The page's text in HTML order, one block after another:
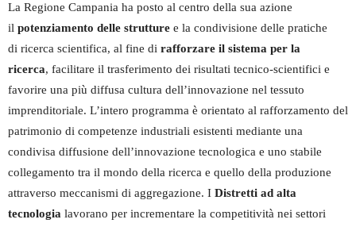
La Regione Campania ha posto al centro della sua azione
il potenziamento delle strutture e la condivisione delle pratiche
di ricerca scientifica, al fine di rafforzare il sistema per la
ricerca, facilitare il trasferimento dei risultati tecnico-scientifici e
favorire una più diffusa cultura dell’innovazione nel tessuto
imprenditoriale. L’intero programma è orientato al rafforzamento del
patrimonio di competenze industriali esistenti mediante una
condivisa diffusione dell’innovazione tecnologica e uno stabile
collegamento tra il mondo della ricerca e quello della produzione
attraverso meccanismi di aggregazione. I Distretti ad alta
tecnologia lavorano per incrementare la competitività nei settori